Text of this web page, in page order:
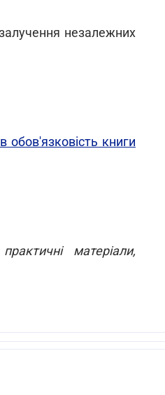
незалежних
обов'язковість книги
матеріали,